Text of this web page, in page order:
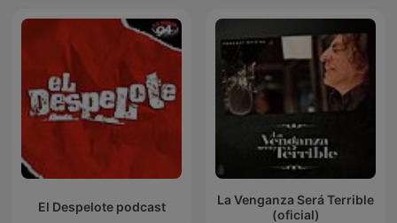
El Despelote podcast
La Venganza Será Terrible
(oficial)